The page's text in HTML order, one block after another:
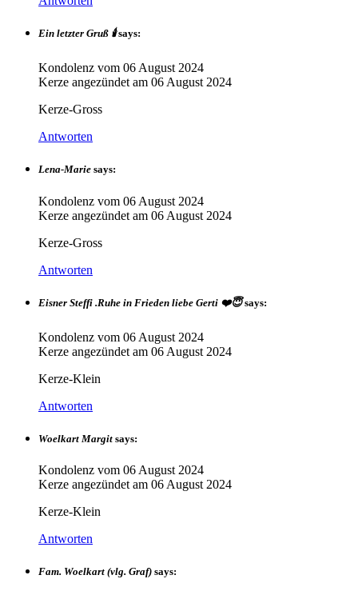
Ein letzter Gruß 🕯 says:
Kondolenz vom 06 August 2024
Kerze angezündet am 06 August 2024
Kerze-Gross
Antworten
Lena-Marie says:
Kondolenz vom 06 August 2024
Kerze angezündet am 06 August 2024
Kerze-Gross
Antworten
Eisner Steffi .Ruhe in Frieden liebe Gerti ❤️😇 says:
Kondolenz vom 06 August 2024
Kerze angezündet am 06 August 2024
Kerze-Klein
Antworten
Woelkart Margit says:
Kondolenz vom 06 August 2024
Kerze angezündet am 06 August 2024
Kerze-Klein
Antworten
Fam. Woelkart (vlg. Graf) says: